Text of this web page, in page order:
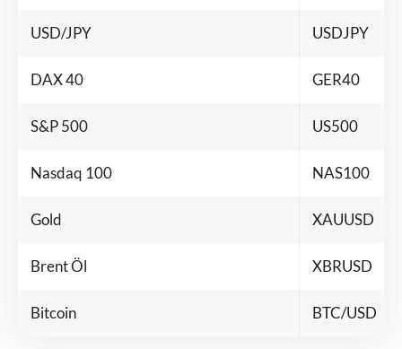
USD/JPY USDJPY
DAX 40 GER40
S&P 500 US500
Nasdaq 100 NAS100
Gold XAUUSD
Brent Öl XBRUSD
Bitcoin BTC/USD